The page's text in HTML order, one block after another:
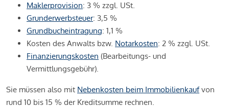
Maklerprovision: 3 % zzgl. USt.
Grunderwerbsteuer: 3,5 %
Grundbucheintragung: 1,1 %
Kosten des Anwalts bzw. Notarkosten: 2 % zzgl. USt.
Finanzierungskosten (Bearbeitungs- und
Vermittlungsgebühr).
Sie müssen also mit Nebenkosten beim Immobilienkaufvon
rund 10 bis 15 % der Kreditsumme rechnen.